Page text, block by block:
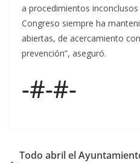
a procedimientos
Congreso siempre ha
abiertas, de acercamiento
prevención”, aseguró.
-#-#-
Todo abril el